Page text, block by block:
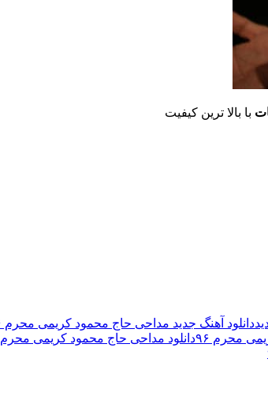
با بالا ترین کیفیت
دانلود آهنگ جدید مداحی حاج محمود کریمی محرم ۹۶
محرم ۹۶ دانلود مداحی حاج محمود کریمی محرم ۹۶